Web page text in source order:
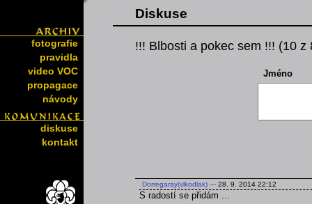
fotografie
pravidla
video VOC
propagace
návody
diskuse
kontakt
Diskuse
!!! Blbosti a pokec sem !!! (10 z
Jméno
Dorregaray(vlkodlak) --- 28. 9. 2014 22:12
S radostí se přidám ...